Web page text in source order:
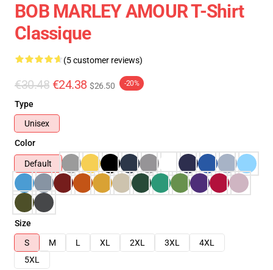
BOB MARLEY AMOUR T-Shirt
Classique
(5 customer reviews)
€30.48 €24.38 $26.50 -20%
Type
Unisex
Color
Default
Size
S
M L XL 2XL 3XL
4XL
5XL